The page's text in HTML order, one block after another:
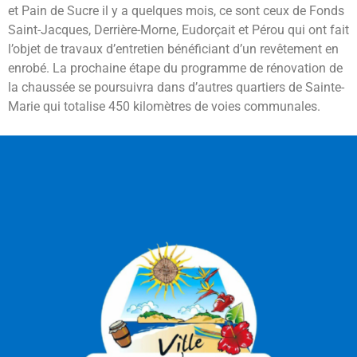
et Pain de Sucre il y a quelques mois, ce sont ceux de Fonds
Saint-Jacques, Derrière-Morne, Eudorçait et Pérou qui ont fait
l’objet de travaux d’entretien bénéficiant d’un revêtement en
enrobé. La prochaine étape du programme de rénovation de
la chaussée se poursuivra dans d’autres quartiers de Sainte-
Marie qui totalise 450 kilomètres de voies communales.